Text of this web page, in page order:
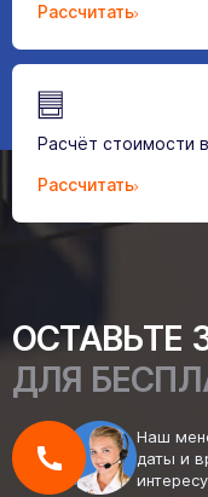
Рассчитать
Расчёт стоимости
Рассчитать
ОСТАВЬТЕ
ДЛЯ
Наш
даты и